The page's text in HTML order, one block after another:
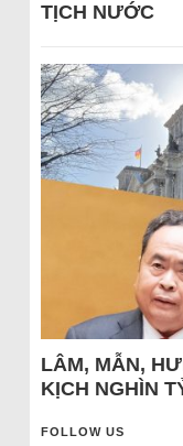
TỊCH NƯỚC
LÂM, MẪN,
KỊCH NGHÌN
FOLLOW US